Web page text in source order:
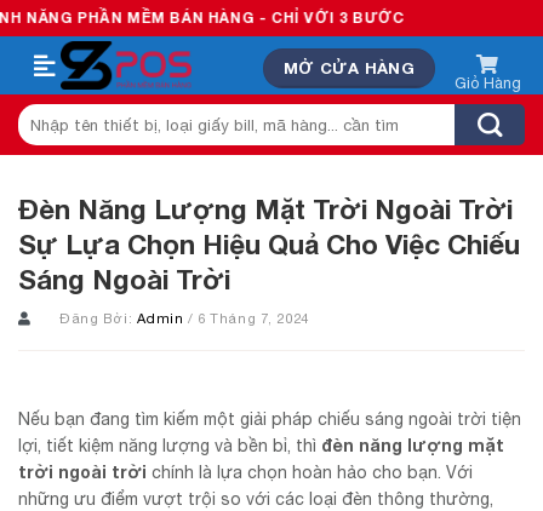
Skip
to
content
MỀM BÁN HÀNG - CHỈ VỚI 3 BƯỚC
MỞ CỬA HÀNG
Tìm
kiếm:
Đèn Năng Lượng Mặt Trời Ngoài Trời
Sự Lựa Chọn Hiệu Quả Cho Việc Chiếu
Sáng Ngoài Trời
Đăng Bởi: Admin/ 6 Tháng 7, 2024
Nếu bạn đang tìm kiếm một giải pháp chiếu sáng ngoài trời tiện
lợi, tiết kiệm năng lượng và bền bỉ, thì đèn năng lượng mặt
trời ngoài trời chính là lựa chọn hoàn hảo cho bạn. Với
những ưu điểm vượt trội so với các loại đèn thông thường,